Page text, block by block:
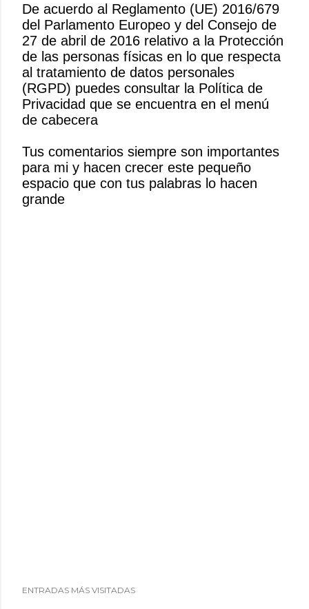
P
u
b
l
i
c
a
u
n
c
o
De acuerdo al Reglamento (UE) 2016/679
del Parlamento Europeo y del Consejo de
27 de abril de 2016 relativo a la Protección
de las personas físicas en lo que respecta
al tratamiento de datos personales
(RGPD) puedes consultar la Política de
Privacidad que se encuentra en el menú
de cabecera
Tus comentarios siempre son importantes
para mi y hacen crecer este pequeño
espacio que con tus palabras lo hacen
grande
ENTRADAS MÁS VISITADAS